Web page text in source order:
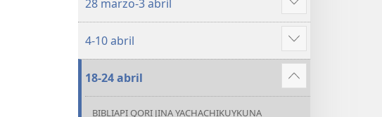
28 marzo-3 abril
Mostrar
más
4-10 abril
Mostrar
más
18-24 abril
Mostrar
más
BIBLIAPI QORI JINA YACHACHIKUYKUNA